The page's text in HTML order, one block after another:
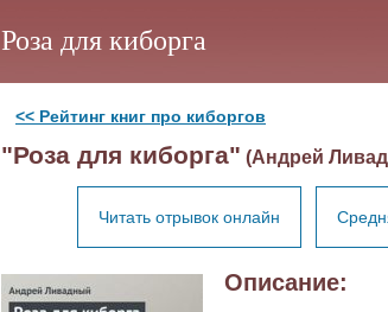
Роза для киборга
<< Рейтинг книг про киборгов
"Роза для киборга" (Андрей
Читать отрывок онлайн
Описание: